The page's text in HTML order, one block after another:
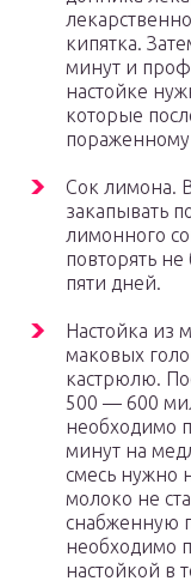
кипятка.
минут и
настойке
которые
пораженному
Сок лимона.
закапывать
лимонного
повторять не
пяти дней.
Настойка из
маковых
кастрюлю.
500 — 600
необходимо
минут на
смесь нужно
молоко не
снабженную
необходимо
настойкой в